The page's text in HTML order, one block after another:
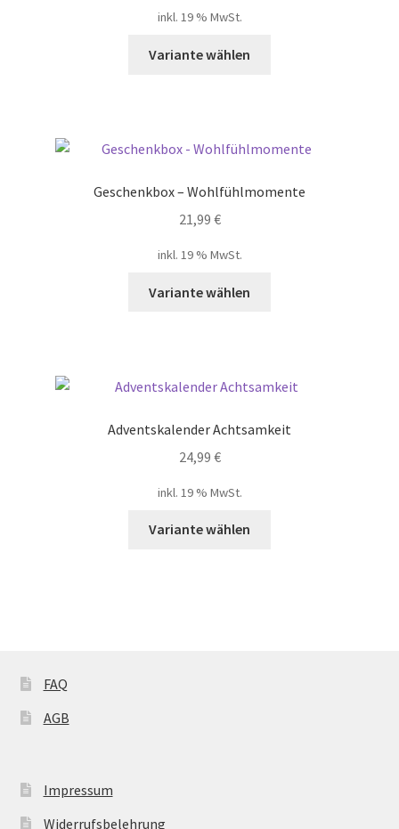
inkl. 19 % MwSt.
Variante wählen
Geschenkbox – Wohlfühlmomente
21,99 €
inkl. 19 % MwSt.
Variante wählen
Adventskalender Achtsamkeit
24,99 €
inkl. 19 % MwSt.
Variante wählen
FAQ
AGB
Impressum
Widerrufsbelehrung